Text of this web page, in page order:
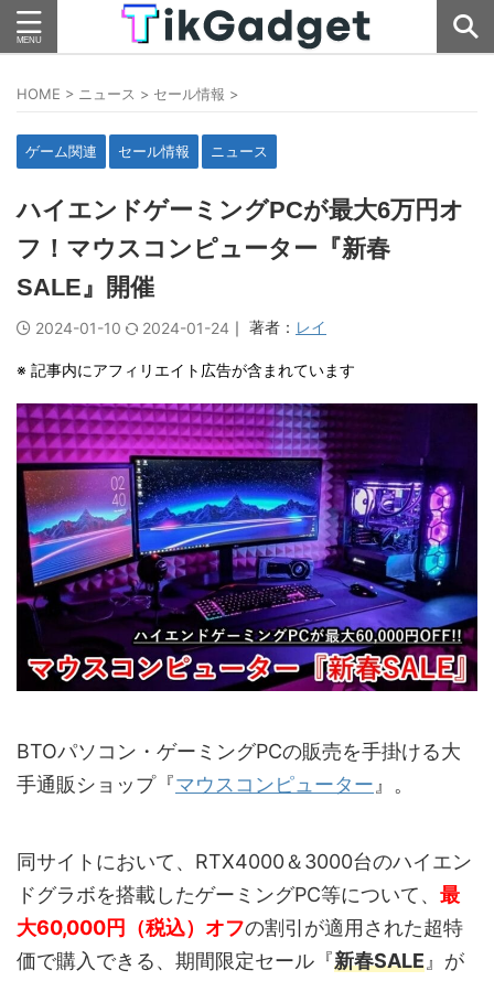
HOME > ニュース > セール情報 >
ゲーム関連 セール情報 ニュース
ハイエンドゲーミングPCが最大6万円オ
フ！マウスコンピューター『新春
SALE』開催
2024-01-10 2024-01-24 ｜ 著者： レイ
※ 記事内にアフィリエイト広告が含まれています
BTOパソコン・ゲーミングPCの販売を手掛ける大
手通販ショップ『マウスコンピューター』。
同サイトにおいて、RTX4000＆3000台のハイエン
ドグラボを搭載したゲーミングPC等について、 最
大60,000円（税込）オフの割引が適用された超特
価で購入できる、期間限定セール『新春SALE』が